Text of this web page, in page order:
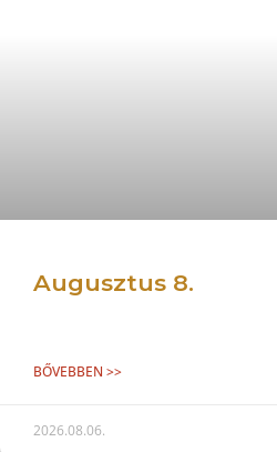
Augusztus 8.
BŐVEBBEN >>
2026.08.06.